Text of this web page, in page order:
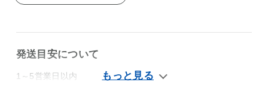
発送目安について
1～5営業日以内